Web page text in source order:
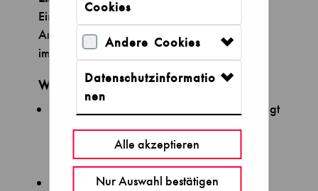
Cookies
Andere Cookies
Datenschutzinformatio
nen
Alle akzeptieren
Nur Auswahl bestätigen
Einlasszeit erhalten Sie Zutritt zum Museum.
Anschließend können Sie bis zur Schließung
im Museum bleiben.
Wichtige Informationen:
Jede Besucherin und jeder Besucher benötigt
ein Ticket. Ausnahme: Mitglieder und
Schulmitglieder erhalten mit ihrer gültigen
Mitgliedskarte direkten Einlass.
Mit dem QR-Code auf Ihrem Smartphone